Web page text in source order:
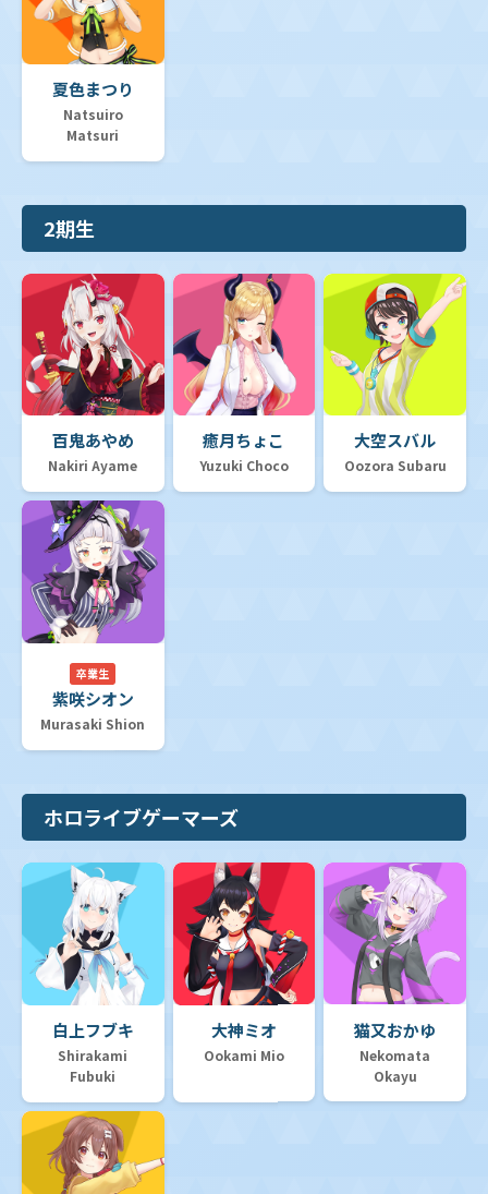
夏色まつり
Natsuiro
Matsuri
2期生
百鬼あやめ
Nakiri Ayame
癒月ちょこ
Yuzuki Choco
大空スバル
Oozora Subaru
卒業生
紫咲シオン
Murasaki Shion
ホロライブゲーマーズ
白上フブキ
Shirakami
Fubuki
大神ミオ
Ookami Mio
猫又おかゆ
Nekomata
Okayu